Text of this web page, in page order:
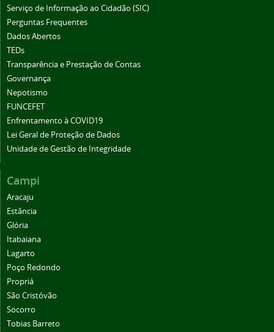
Serviço de Informação ao Cidadão (SIC)
Perguntas Frequentes
Dados Abertos
TEDs
Transparência e Prestação de Contas
Governança
Nepotismo
FUNCEFET
Enfrentamento à COVID19
Lei Geral de Proteção de Dados
Unidade de Gestão de Integridade
Campi
Aracaju
Estância
Glória
Itabaiana
Lagarto
Poço Redondo
Propriá
São Cristóvão
Socorro
Tobias Barreto